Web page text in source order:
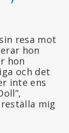
resa mot
hon
hon
och det
inte ens
mig